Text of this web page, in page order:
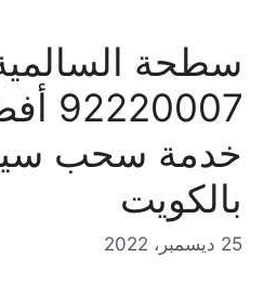
سطحة السالمية
خدمة سحب
بالكويت